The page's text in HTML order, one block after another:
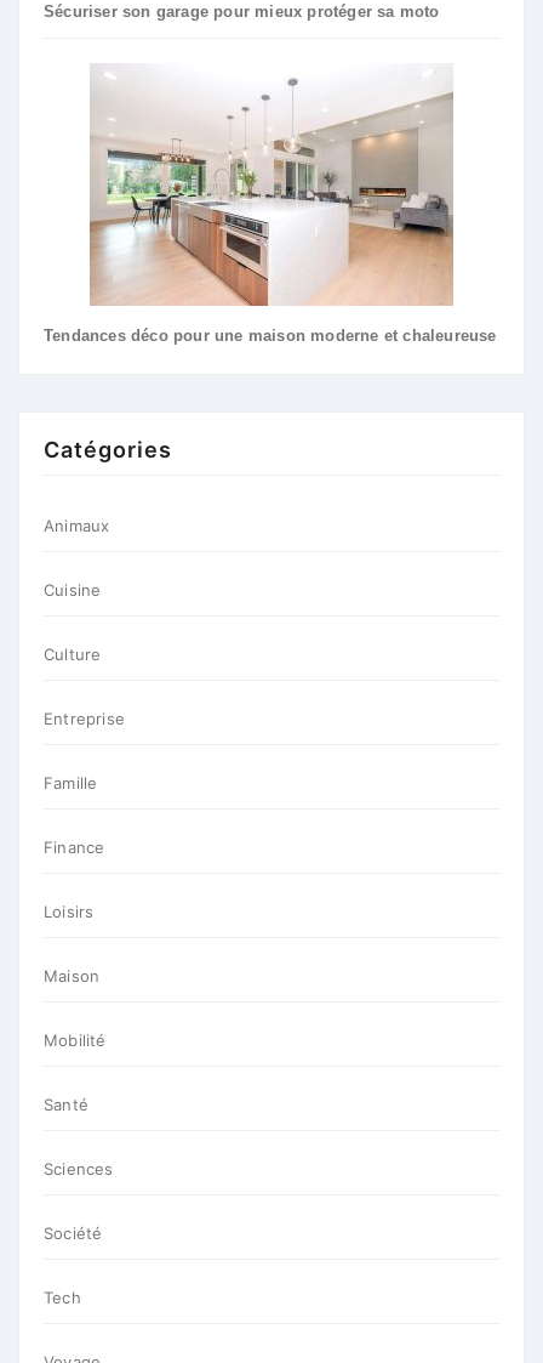
Sécuriser son garage pour mieux protéger sa moto
Tendances déco pour une maison moderne et chaleureuse
Catégories
Animaux
Cuisine
Culture
Entreprise
Famille
Finance
Loisirs
Maison
Mobilité
Santé
Sciences
Société
Tech